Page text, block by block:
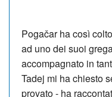
Pogačar ha così
ad uno dei suoi
accompagnato in
Tadej mi ha chiesto
provato - ha